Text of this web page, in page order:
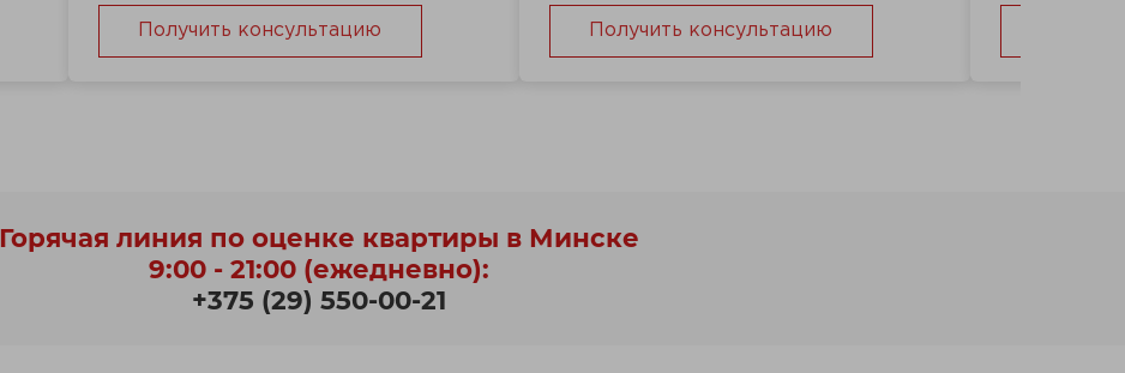
Получить консультацию Получить консультацию
Горячая линия по оценке квартиры в Минске
9:00 - 21:00 (ежедневно):
+375 (29) 550-00-21